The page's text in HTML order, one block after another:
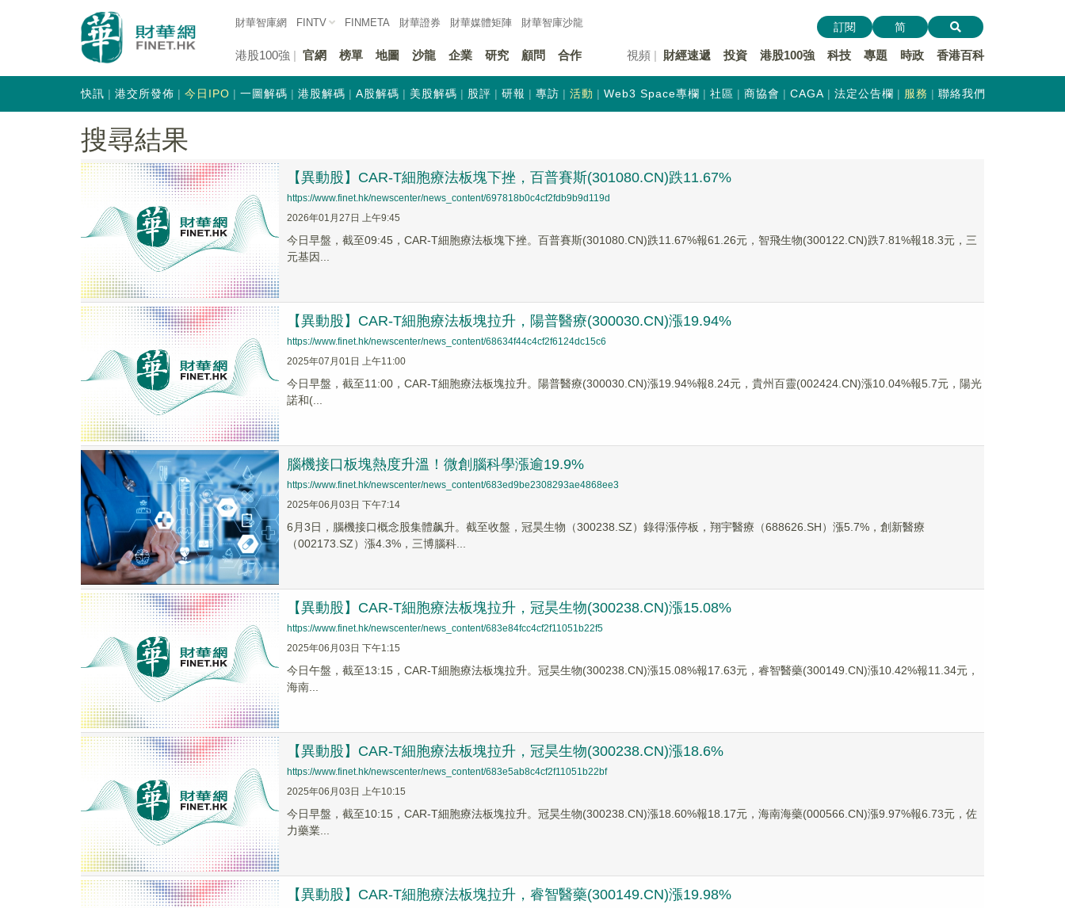
財華智庫網 FINTV FINMETA 財華證券 財華媒體矩陣 財華智庫沙龍
港股100強 官網 榜單 地圖 沙龍 企業 研究 顧問 合作 視頻 財經速遞 投資 港股100強 科技 專題 時政 香港百科
訂閱 简
快訊 港交所發佈 今日IPO 一圖解碼 港股解碼 A股解碼 美股解碼 股評 研報 專訪 活動 Web3 Space專欄 社區 商協會 CAGA 法定公告欄 服務 聯絡我們
搜尋結果
【異動股】CAR-T細胞療法板塊下挫，百普賽斯(301080.CN)跌11.67%
https://www.finet.hk/newscenter/news_content/697818b0c4cf2fdb9b9d119d
2026年01月27日 上午9:45
今日早盤，截至09:45，CAR-T細胞療法板塊下挫。百普賽斯(301080.CN)跌11.67%報61.26元，智飛生物(300122.CN)跌7.81%報18.3元，三
元基因...
【異動股】CAR-T細胞療法板塊拉升，陽普醫療(300030.CN)漲19.94%
https://www.finet.hk/newscenter/news_content/68634f44c4cf2f6124dc15c6
2025年07月01日 上午11:00
今日早盤，截至11:00，CAR-T細胞療法板塊拉升。陽普醫療(300030.CN)漲19.94%報8.24元，貴州百靈(002424.CN)漲10.04%報5.7元，陽光
諾和(...
腦機接口板塊熱度升溫！微創腦科學漲逾19.9%
https://www.finet.hk/newscenter/news_content/683ed9be2308293ae4868ee3
2025年06月03日 下午7:14
6月3日，腦機接口概念股集體飙升。截至收盤，冠昊生物（300238.SZ）錄得漲停板，翔宇醫療（688626.SH）漲5.7%，創新醫療
（002173.SZ）漲4.3%，三博腦科...
【異動股】CAR-T細胞療法板塊拉升，冠昊生物(300238.CN)漲15.08%
https://www.finet.hk/newscenter/news_content/683e84fcc4cf2f11051b22f5
2025年06月03日 下午1:15
今日午盤，截至13:15，CAR-T細胞療法板塊拉升。冠昊生物(300238.CN)漲15.08%報17.63元，睿智醫藥(300149.CN)漲10.42%報11.34元，
海南...
【異動股】CAR-T細胞療法板塊拉升，冠昊生物(300238.CN)漲18.6%
https://www.finet.hk/newscenter/news_content/683e5ab8c4cf2f11051b22bf
2025年06月03日 上午10:15
今日早盤，截至10:15，CAR-T細胞療法板塊拉升。冠昊生物(300238.CN)漲18.60%報18.17元，海南海藥(000566.CN)漲9.97%報6.73元，佐
力藥業...
【異動股】CAR-T細胞療法板塊拉升，睿智醫藥(300149.CN)漲19.98%